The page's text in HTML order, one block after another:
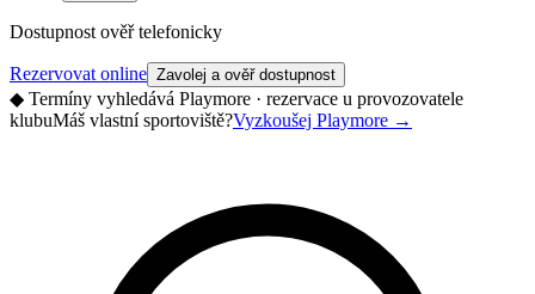
Dostupnost ověř telefonicky
Rezervovat online Zavolej a ověř dostupnost
◆ Termíny vyhledává Playmore · rezervace u provozovatele
klubuMáš vlastní sportoviště?Vyzkoušej Playmore →